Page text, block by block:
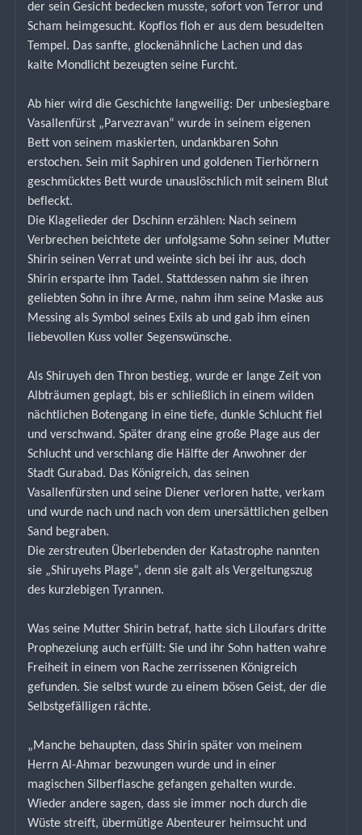
der sein Gesicht bedecken musste, sofort von Terror und
Scham heimgesucht. Kopflos floh er aus dem besudelten
Tempel. Das sanfte, glockenähnliche Lachen und das
kalte Mondlicht bezeugten seine Furcht.
Ab hier wird die Geschichte langweilig: Der unbesiegbare
Vasallenfürst „Parvezravan“ wurde in seinem eigenen
Bett von seinem maskierten, undankbaren Sohn
erstochen. Sein mit Saphiren und goldenen Tierhörnern
geschmücktes Bett wurde unauslöschlich mit seinem Blut
befleckt.
Die Klagelieder der Dschinn erzählen: Nach seinem
Verbrechen beichtete der unfolgsame Sohn seiner Mutter
Shirin seinen Verrat und weinte sich bei ihr aus, doch
Shirin ersparte ihm Tadel. Stattdessen nahm sie ihren
geliebten Sohn in ihre Arme, nahm ihm seine Maske aus
Messing als Symbol seines Exils ab und gab ihm einen
liebevollen Kuss voller Segenswünsche.
Als Shiruyeh den Thron bestieg, wurde er lange Zeit von
Albträumen geplagt, bis er schließlich in einem wilden
nächtlichen Botengang in eine tiefe, dunkle Schlucht fiel
und verschwand. Später drang eine große Plage aus der
Schlucht und verschlang die Hälfte der Anwohner der
Stadt Gurabad. Das Königreich, das seinen
Vasallenfürsten und seine Diener verloren hatte, verkam
und wurde nach und nach von dem unersättlichen gelben
Sand begraben.
Die zerstreuten Überlebenden der Katastrophe nannten
sie „Shiruyehs Plage“, denn sie galt als Vergeltungszug
des kurzlebigen Tyrannen.
Was seine Mutter Shirin betraf, hatte sich Liloufars dritte
Prophezeiung auch erfüllt: Sie und ihr Sohn hatten wahre
Freiheit in einem von Rache zerrissenen Königreich
gefunden. Sie selbst wurde zu einem bösen Geist, der die
Selbstgefälligen rächte.
„Manche behaupten, dass Shirin später von meinem
Herrn Al-Ahmar bezwungen wurde und in einer
magischen Silberflasche gefangen gehalten wurde.
Wieder andere sagen, dass sie immer noch durch die
Wüste streift, übermütige Abenteurer heimsucht und